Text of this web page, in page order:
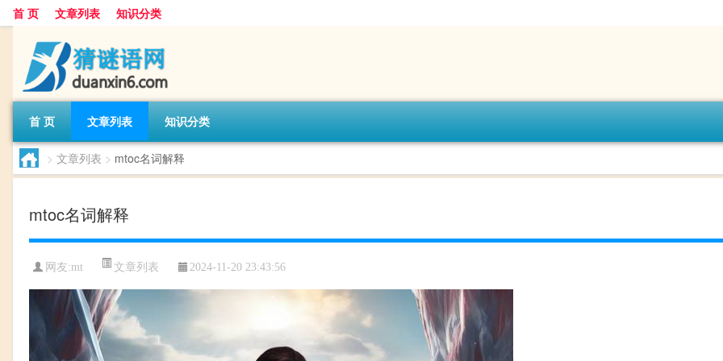
首 页 文章列表 知识分类
首 页 文章列表 知识分类
> 文章列表 > mtoc名词解释
mtoc名词解释
网友:mt 文章列表 2024-11-20 23:43:56